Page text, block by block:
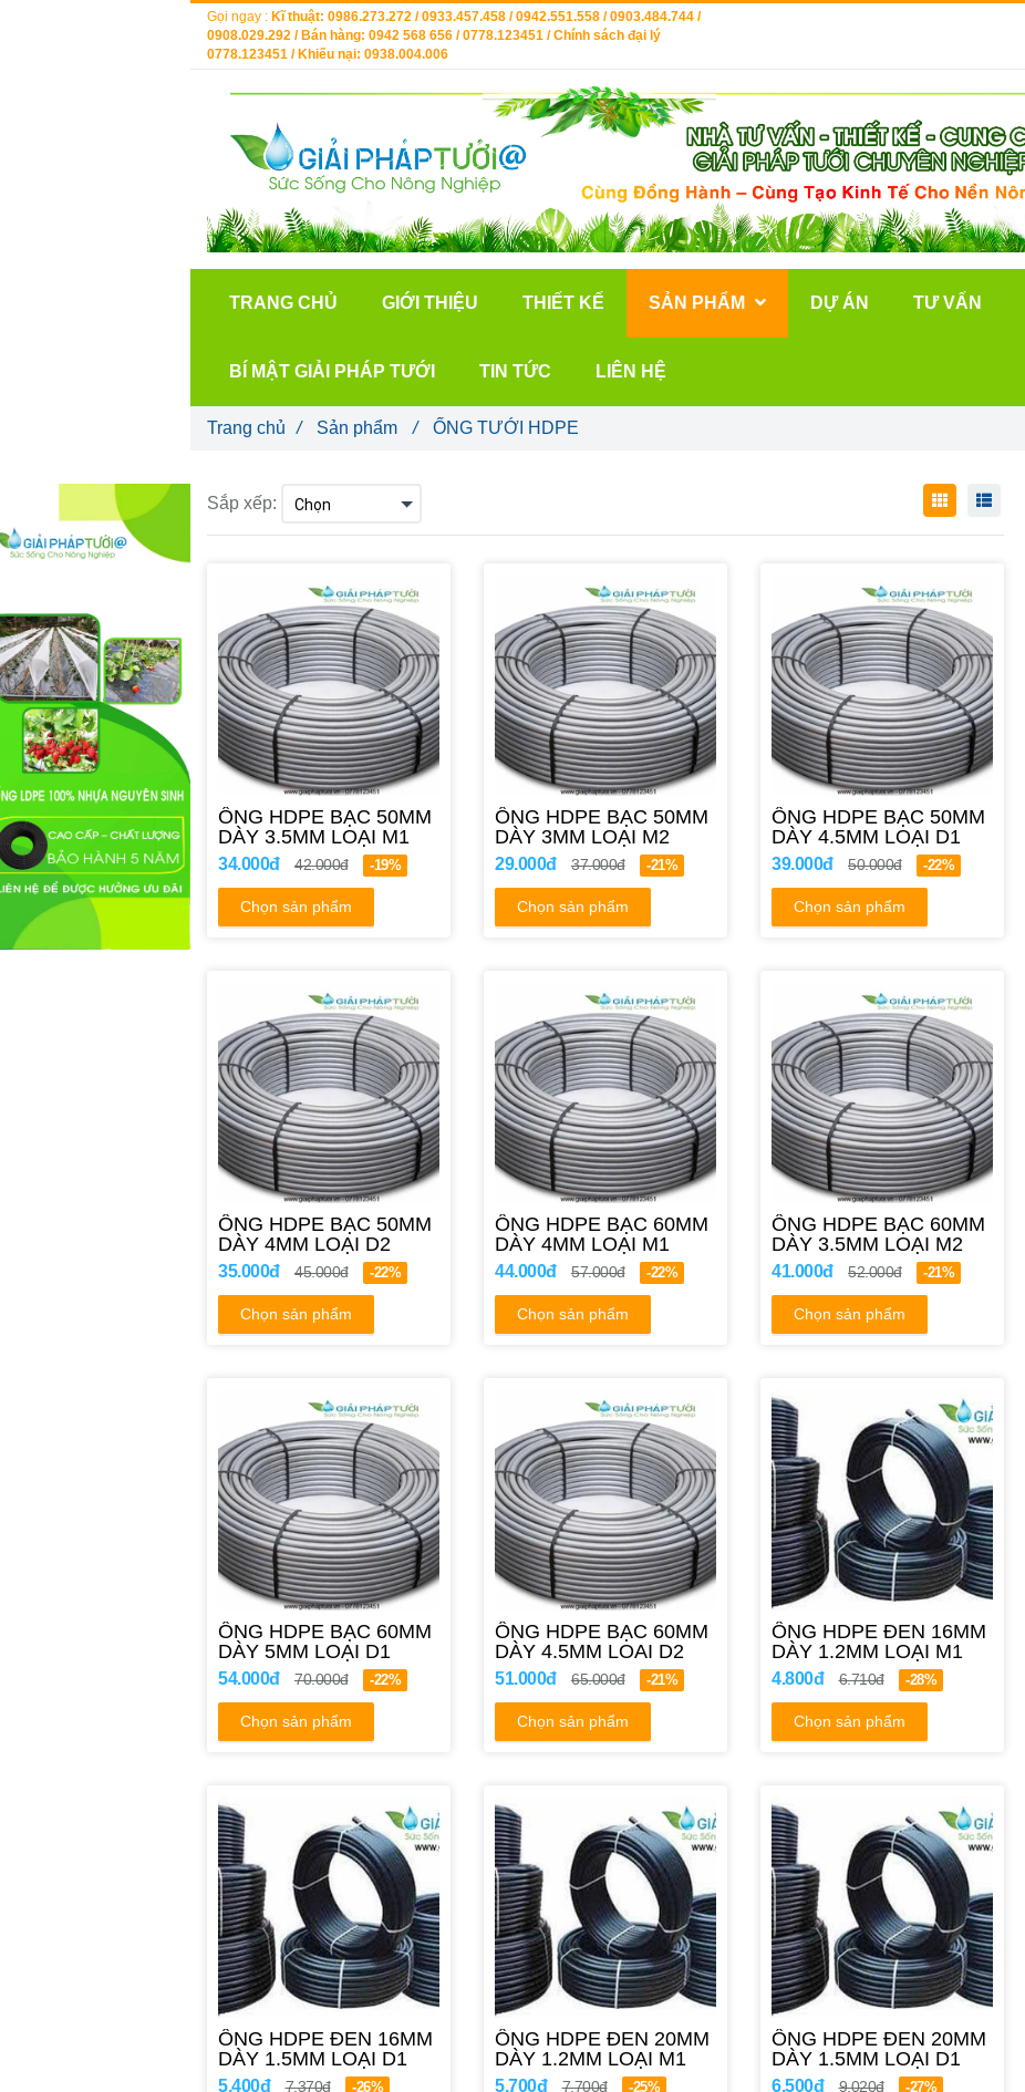
Sắp xếp:
ỐNG HDPE BẠC 50MM
DÀY 3.5MM LOẠI M1
34.000đ 42.000đ -19%
Chọn sản phẩm
ỐNG HDPE BẠC 50MM
DÀY 3MM LOẠI M2
29.000đ 37.000đ -21%
Chọn sản phẩm
ỐNG HDPE BẠC 50MM
DÀY 4.5MM LOẠI D1
39.000đ 50.000đ -22%
Chọn sản phẩm
ỐNG HDPE BẠC 50MM
DÀY 4MM LOẠI D2
35.000đ 45.000đ -22%
Chọn sản phẩm
ỐNG HDPE BẠC 60MM
DÀY 4MM LOẠI M1
44.000đ 57.000đ -22%
Chọn sản phẩm
ỐNG HDPE BẠC 60MM
DÀY 3.5MM LOẠI M2
41.000đ 52.000đ -21%
Chọn sản phẩm
ỐNG HDPE BẠC 60MM
DÀY 5MM LOẠI D1
54.000đ 70.000đ -22%
Chọn sản phẩm
ỐNG HDPE BẠC 60MM
DÀY 4.5MM LOAI D2
51.000đ 65.000đ -21%
Chọn sản phẩm
ỐNG HDPE ĐEN 16MM
DÀY 1.2MM LOẠI M1
4.800đ 6.710đ -28%
Chọn sản phẩm
ỐNG HDPE ĐEN 16MM
DÀY 1.5MM LOẠI D1
5.400đ 7.370đ -26%
ỐNG HDPE ĐEN 20MM
DÀY 1.2MM LOẠI M1
5.700đ 7.700đ -25%
ỐNG HDPE ĐEN 20MM
DÀY 1.5MM LOẠI D1
6.500đ 9.020đ -27%
Trang chủ / Sản phẩm / ỐNG TƯỚI HDPE
Gọi ngay : Kĩ thuật: 0986.273.272 / 0933.457.458 / 0942.551.558 / 0903.484.744 /
0908.029.292 / Bán hàng: 0942 568 656 / 0778.123451 / Chính sách đại lý
0778.123451 / Khiếu nại: 0938.004.006
TRANG CHỦ GIỚI THIỆU THIẾT KẾ SẢN PHẨM DỰ ÁN TƯ VẤN
BÍ MẬT GIẢI PHÁP TƯỚI TIN TỨC LIÊN HỆ